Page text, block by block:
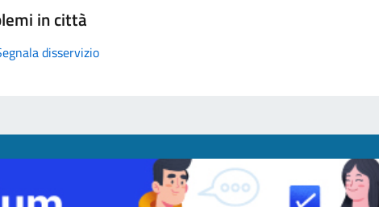
in città
disservizio